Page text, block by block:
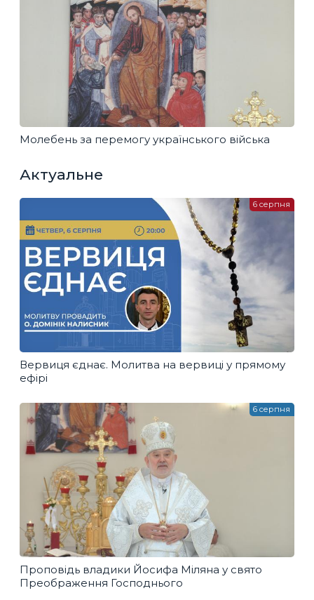
Молебень за перемогу українського війська
Актуальне
Вервиця єднає. Молитва на вервиці у прямому
ефірі
6 серпня
Проповідь владики Йосифа Міляна у свято
Преображення Господнього
6 серпня